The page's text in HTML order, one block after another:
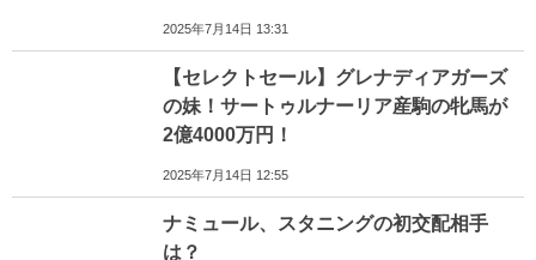
2025年7月14日 13:31
【セレクトセール】グレナディアガーズ
の妹！サートゥルナーリア産駒の牝馬が
2億4000万円！
2025年7月14日 12:55
ナミュール、スタニングの初交配相手
は？